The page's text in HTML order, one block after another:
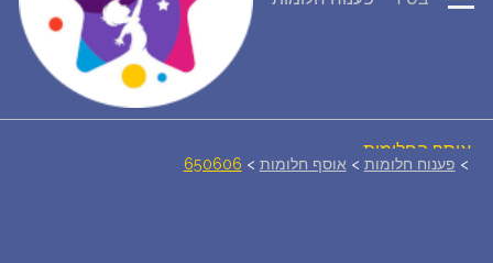
אוסף החלומות
> פענוח חלומות > אוסף חלומות >
650606